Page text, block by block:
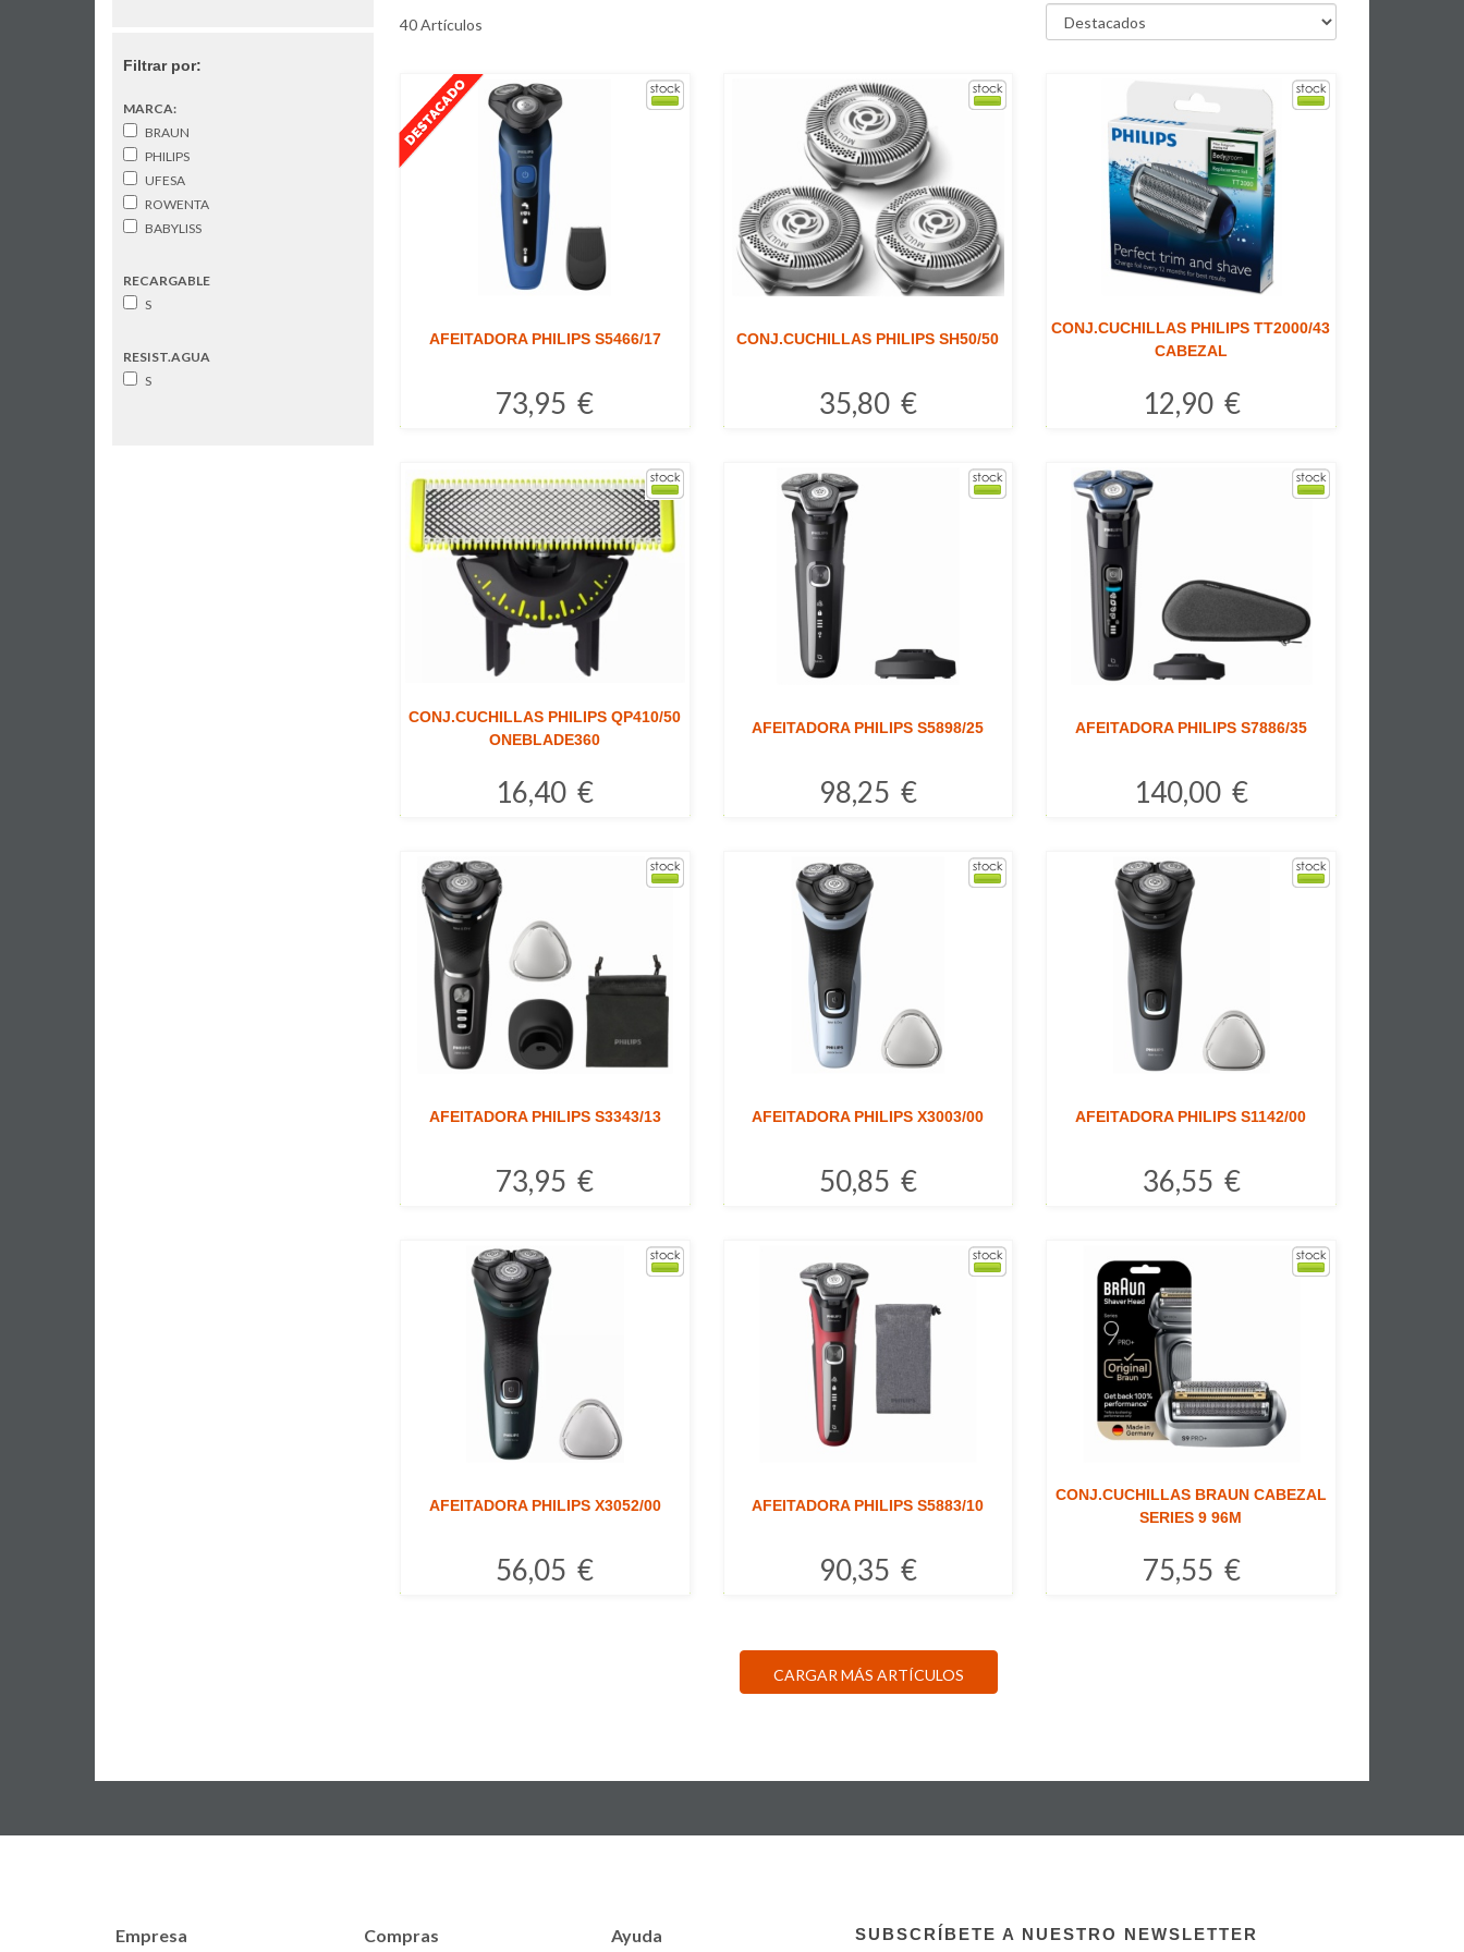
40 Artículos
AFEITADORA PHILIPS S5466/17
73,95 €
CONJ.CUCHILLAS PHILIPS SH50/50
35,80 €
CONJ.CUCHILLAS PHILIPS TT2000/43
CABEZAL
12,90 €
CONJ.CUCHILLAS PHILIPS QP410/50
ONEBLADE360
16,40 €
AFEITADORA PHILIPS S5898/25
98,25 €
AFEITADORA PHILIPS S7886/35
140,00 €
AFEITADORA PHILIPS S3343/13
73,95 €
AFEITADORA PHILIPS X3003/00
50,85 €
AFEITADORA PHILIPS S1142/00
36,55 €
AFEITADORA PHILIPS X3052/00
56,05 €
AFEITADORA PHILIPS S5883/10
90,35 €
CONJ.CUCHILLAS BRAUN CABEZAL
SERIES 9 96M
75,55 €
CARGAR MÁS ARTÍCULOS
Filtrar por:
MARCA:
BRAUN
PHILIPS
UFESA
ROWENTA
BABYLISS
RECARGABLE
S
RESIST.AGUA
S
Empresa Compras Ayuda
SUBSCRÍBETE A NUESTRO NEWSLETTER